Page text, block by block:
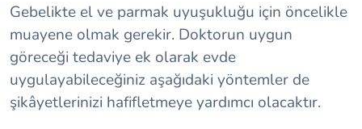
Gebelikte el ve parmak uyuşukluğu için öncelikle
muayene olmak gerekir. Doktorun uygun
göreceği tedaviye ek olarak evde
uygulayabileceğiniz aşağıdaki yöntemler de
şikâyetlerinizi hafifletmeye yardımcı olacaktır.